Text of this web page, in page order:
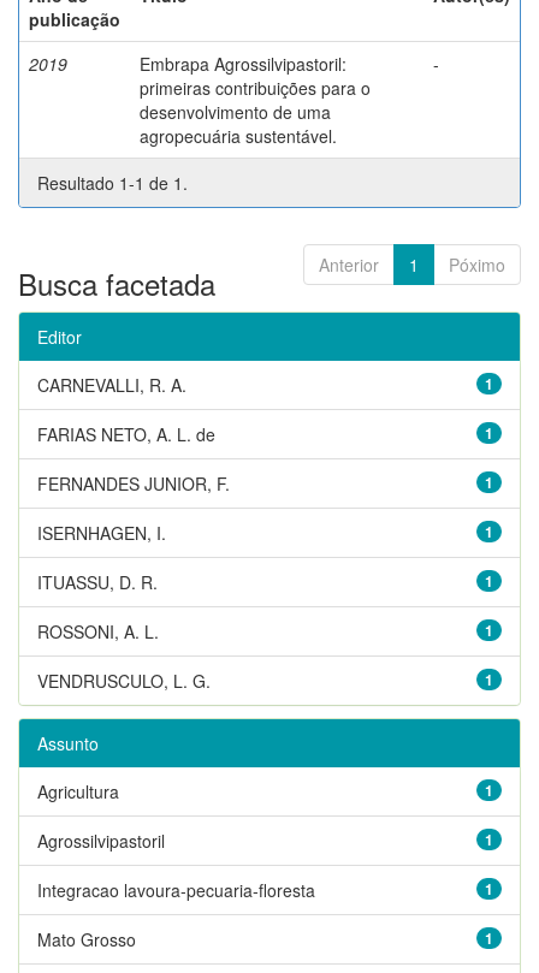
publicação
2019
Embrapa Agrossilvipastoril:
primeiras contribuições para o
desenvolvimento de uma
agropecuária sustentável.
-
Resultado 1-1 de 1.
Anterior 1 Póximo
Busca facetada
Editor
1
CARNEVALLI, R. A.
1
FARIAS NETO, A. L. de
1
FERNANDES JUNIOR, F.
1
ISERNHAGEN, I.
1
ITUASSU, D. R.
1
ROSSONI, A. L.
1
VENDRUSCULO, L. G.
Assunto
1
Agricultura
1
Agrossilvipastoril
1
Integracao lavoura-pecuaria-floresta
1
Mato Grosso